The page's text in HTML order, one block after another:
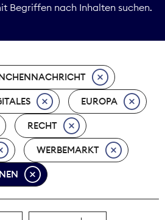
Marktdaten
Nachwuchs
Nova Award
Pressefreiheit
Print
Begriffen nach Inhalten suchen.
EUROPA
RECHT
WERBEMARKT